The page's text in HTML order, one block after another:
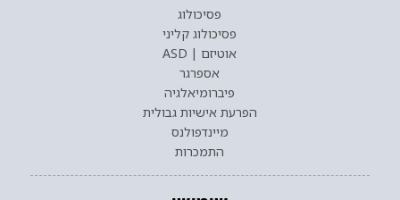
פסיכולוג
פסיכולוג קליני
אוטיזם | ASD
אספרגר
פיברומיאלגיה
הפרעת אישיות גבולית
מיינדפולנס
התמכרות